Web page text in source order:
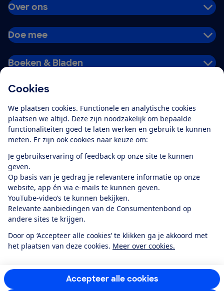
Cookies
We plaatsen cookies. Functionele en analytische cookies
plaatsen we altijd. Deze zijn noodzakelijk om bepaalde
functionaliteiten goed te laten werken en gebruik te kunnen
meten. Er zijn ook cookies naar keuze om:
Je gebruikservaring of feedback op onze site te kunnen
geven.
Op basis van je gedrag je relevantere informatie op onze
website, app én via e-mails te kunnen geven.
YouTube-video’s te kunnen bekijken.
Relevante aanbiedingen van de Consumentenbond op
andere sites te krijgen.
Door op ‘Accepteer alle cookies’ te klikken ga je akkoord met
het plaatsen van deze cookies. Meer over cookies.
Accepteer alle cookies
Over ons
Doe mee
Boeken & Bladen
Alles over de
app
Algemene Voorwaarden
Privacyverklaring
Cookiebeleid
Privacyvoorkeuren
Toegankelijkheid
RSS-feed nieuws
Facebook
TwitterInstagram
YoutubeLinkedIn
12.901consumentenbeoordelen de Consumentenbondmet gemiddeld